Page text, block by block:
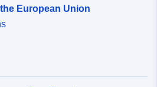
European Union